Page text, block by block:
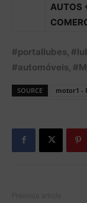
AUTOS
#portallubes,
#automóveis,
SOURCE motor1 -